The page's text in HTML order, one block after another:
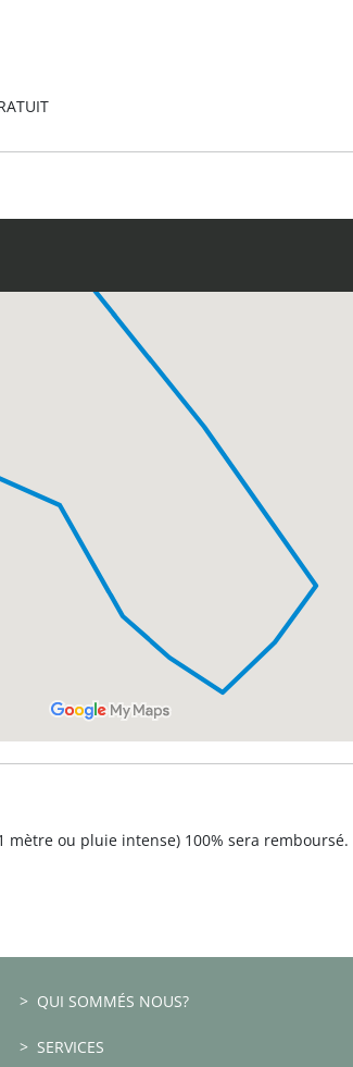
mètre ou pluie intense) 100% sera remboursé.
QUI SOMMÉS NOUS?
SERVICES